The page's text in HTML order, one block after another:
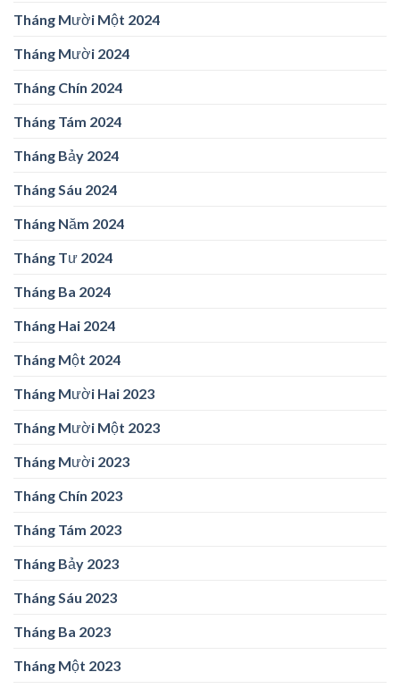
Tháng Mười Một 2024
Tháng Mười 2024
Tháng Chín 2024
Tháng Tám 2024
Tháng Bảy 2024
Tháng Sáu 2024
Tháng Năm 2024
Tháng Tư 2024
Tháng Ba 2024
Tháng Hai 2024
Tháng Một 2024
Tháng Mười Hai 2023
Tháng Mười Một 2023
Tháng Mười 2023
Tháng Chín 2023
Tháng Tám 2023
Tháng Bảy 2023
Tháng Sáu 2023
Tháng Ba 2023
Tháng Một 2023